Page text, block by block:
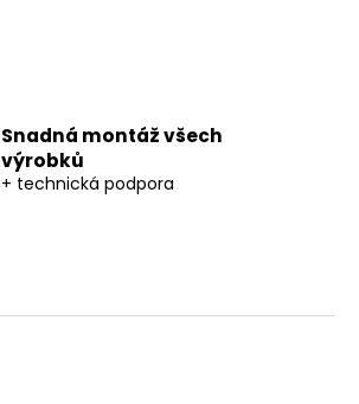
Snadná montáž všech
výrobků
+ technická podpora